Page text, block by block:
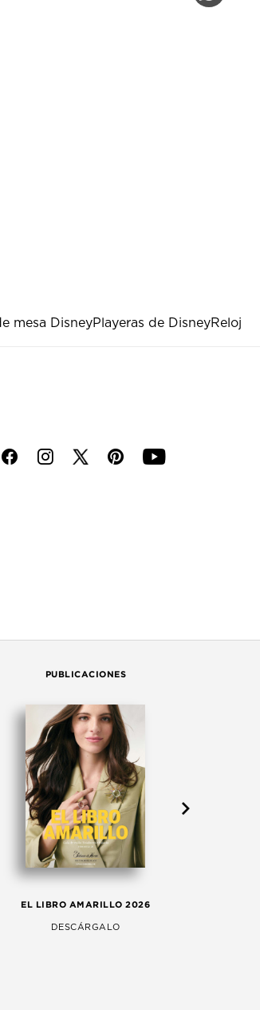
mesa DisneyPlayeras de DisneyReloj
f i p y
PUBLICACIONES
EL LIBRO AMARILLO 2026
DESCÁRGALO